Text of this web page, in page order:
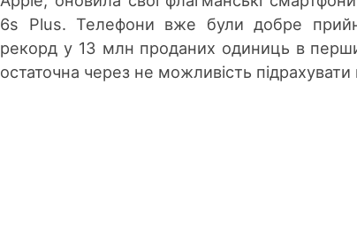
6s Plus. Телефони вже були добре
рекорд у 13 млн проданих одиниць в
остаточна через не можливість